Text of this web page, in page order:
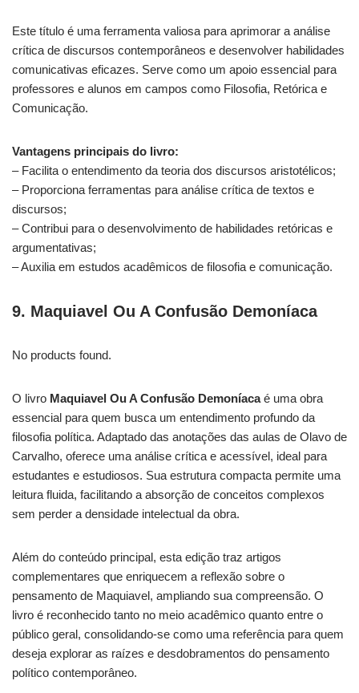
Este título é uma ferramenta valiosa para aprimorar a análise
crítica de discursos contemporâneos e desenvolver habilidades
comunicativas eficazes. Serve como um apoio essencial para
professores e alunos em campos como Filosofia, Retórica e
Comunicação.
Vantagens principais do livro:
– Facilita o entendimento da teoria dos discursos aristotélicos;
– Proporciona ferramentas para análise crítica de textos e
discursos;
– Contribui para o desenvolvimento de habilidades retóricas e
argumentativas;
– Auxilia em estudos acadêmicos de filosofia e comunicação.
9. Maquiavel Ou A Confusão Demoníaca
No products found.
O livro Maquiavel Ou A Confusão Demoníacaé uma obra
essencial para quem busca um entendimento profundo da
filosofia política. Adaptado das anotações das aulas de Olavo de
Carvalho, oferece uma análise crítica e acessível, ideal para
estudantes e estudiosos. Sua estrutura compacta permite uma
leitura fluida, facilitando a absorção de conceitos complexos
sem perder a densidade intelectual da obra.
Além do conteúdo principal, esta edição traz artigos
complementares que enriquecem a reflexão sobre o
pensamento de Maquiavel, ampliando sua compreensão. O
livro é reconhecido tanto no meio acadêmico quanto entre o
público geral, consolidando-se como uma referência para quem
deseja explorar as raízes e desdobramentos do pensamento
político contemporâneo.